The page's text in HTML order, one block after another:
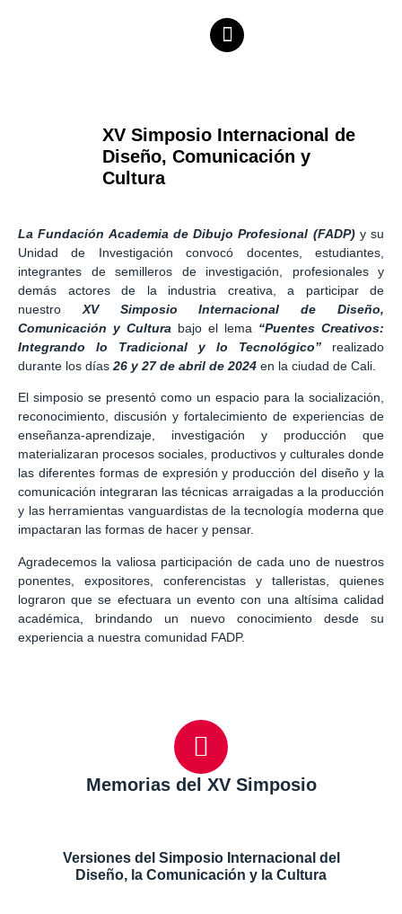
XV Simposio Internacional de
Diseño, Comunicación y
Cultura
La Fundación Academia de Dibujo Profesional (FADP)y su
Unidad de Investigación convocó docentes, estudiantes,
integrantes de semilleros de investigación, profesionales y
demás actores de la industria creativa, a participar de
nuestro XV Simposio Internacional de Diseño,
Comunicación y Cultura bajo el lema “Puentes Creativos:
Integrando lo Tradicional y lo Tecnológico” realizado
durante los días 26 y 27 de abril de 2024 en la ciudad de Cali.
El simposio se presentó como un espacio para la socialización,
reconocimiento, discusión y fortalecimiento de experiencias de
enseñanza-aprendizaje, investigación y producción que
materializaran procesos sociales, productivos y culturales donde
las diferentes formas de expresión y producción del diseño y la
comunicación integraran las técnicas arraigadas a la producción
y las herramientas vanguardistas de la tecnología moderna que
impactaran las formas de hacer y pensar.
Agradecemos la valiosa participación de cada uno de nuestros
ponentes, expositores, conferencistas y talleristas, quienes
lograron que se efectuara un evento con una altísima calidad
académica, brindando un nuevo conocimiento desde su
experiencia a nuestra comunidad FADP.
Memorias del XV Simposio
Versiones del Simposio Internacional del
Diseño, la Comunicación y la Cultura